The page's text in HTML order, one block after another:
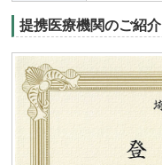
提携医療機関のご紹介